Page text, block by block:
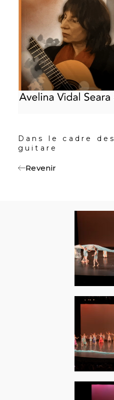
Dans le cadre
guitare
Revenir